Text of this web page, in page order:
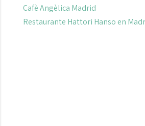
Cafè Angèlica Madrid
Restaurante Hattori Hanso en